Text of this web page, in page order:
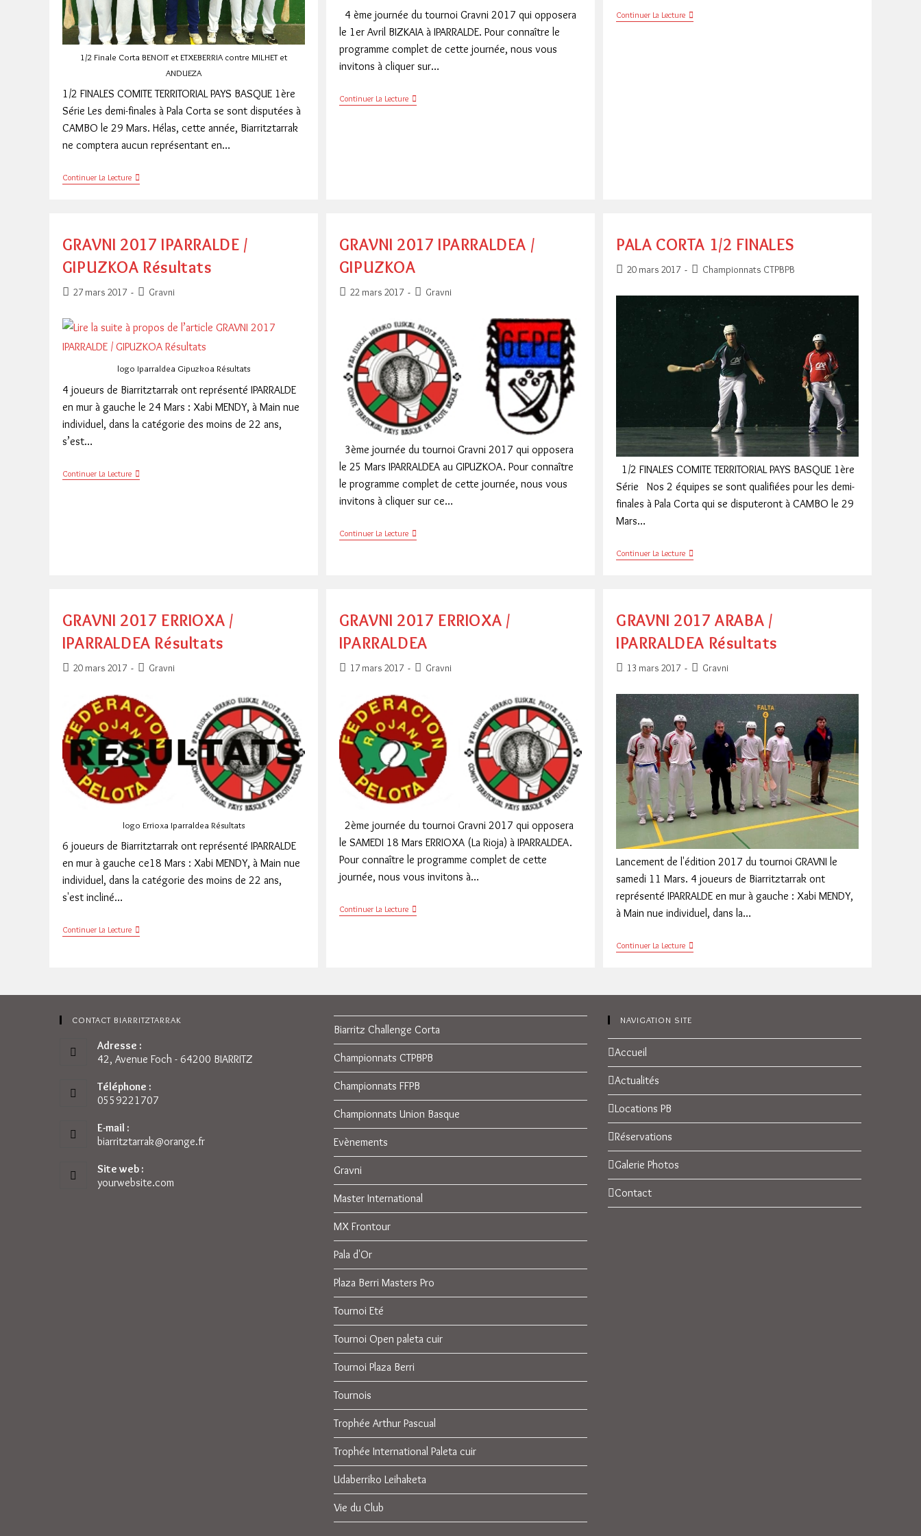
1/2 Finale Corta BENOIT et ETXEBERRIA contre MILHET et
ANDUEZA
1/2 FINALES COMITE TERRITORIAL PAYS BASQUE 1ère
Série Les demi-finales à Pala Corta se sont disputées à
CAMBO le 29 Mars. Hélas, cette année, Biarritztarrak
ne comptera aucun représentant en…
Continuer La LecturePALA
CORTA
4 ème journée du tournoi Gravni 2017 qui opposera
le 1er Avril BIZKAIA à IPARRALDE. Pour connaître le
programme complet de cette journée, nous vous
invitons à cliquer sur…
Continuer La LectureGRAVNI
2017
Continuer La LectureOuverture
Trophée
GRAVNI 2017 IPARRALDE /
GIPUZKOA Résultats
Publication
27 mars 2017
PostGravni
logo Iparraldea Gipuzkoa Résultats
4 joueurs de Biarritztarrak ont représenté IPARRALDE
en mur à gauche le 24 Mars : Xabi MENDY, à Main nue
individuel, dans la catégorie des moins de 22 ans,
s’est…
Continuer La LectureGRAVNI
GRAVNI 2017 IPARRALDEA /
GIPUZKOA
Publication
22 mars 2017
PostGravni
3ème journée du tournoi Gravni 2017 qui opposera
le 25 Mars IPARRALDEA au GIPUZKOA. Pour connaître
le programme complet de cette journée, nous vous
invitons à cliquer sur ce…
Continuer La LectureGRAVNI
2017
PALA CORTA 1/2 FINALES
Publication
20 mars 2017
PostChampionnats CTPBPB
1/2 FINALES COMITE TERRITORIAL PAYS BASQUE 1ère
Série Nos 2 équipes se sont qualifiées pour les demi-
finales à Pala Corta qui se disputeront à CAMBO le 29
Mars…
Continuer La LecturePALA
CORTA
GRAVNI 2017 ERRIOXA /
IPARRALDEA Résultats
Publication
20 mars 2017
PostGravni
logo Errioxa Iparraldea Résultats
6 joueurs de Biarritztarrak ont représenté IPARRALDE
en mur à gauche ce18 Mars : Xabi MENDY, à Main nue
individuel, dans la catégorie des moins de 22 ans,
s'est incliné…
Continuer La LectureGRAVNI
2017
GRAVNI 2017 ERRIOXA /
IPARRALDEA
Publication
17 mars 2017
PostGravni
2ème journée du tournoi Gravni 2017 qui opposera
le SAMEDI 18 Mars ERRIOXA (La Rioja) à IPARRALDEA.
Pour connaître le programme complet de cette
journée, nous vous invitons à…
Continuer La LectureGRAVNI
2017
GRAVNI 2017 ARABA /
IPARRALDEA Résultats
Publication
13 mars 2017
PostGravni
Lancement de l'édition 2017 du tournoi GRAVNI le
samedi 11 Mars. 4 joueurs de Biarritztarrak ont
représenté IPARRALDE en mur à gauche : Xabi MENDY,
à Main nue individuel, dans la…
Continuer La LectureGRAVNI
2017
CONTACT BIARRITZTARRAK
Adresse :
42, Avenue Foch - 64200 BIARRITZ
Téléphone :
0559221707
E-mail :
biarritztarrak@orange.frS’ouvre
Site web :
yourwebsite.com
Biarritz Challenge Corta
Championnats CTPBPB
Championnats FFPB
Championnats Union Basque
Evènements
Gravni
Master International
MX Frontour
Pala d'Or
Plaza Berri Masters Pro
Tournoi Eté
Tournoi Open paleta cuir
Tournoi Plaza Berri
Tournois
Trophée Arthur Pascual
Trophée International Paleta cuir
Udaberriko Leihaketa
Vie du Club
NAVIGATION SITE
Accueil
Actualités
Locations PB
Réservations
Galerie Photos
Contact